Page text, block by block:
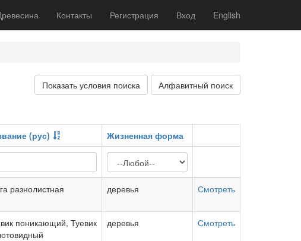
Контакты Регистрация Вход English
Показать условия поиска Алфавитный поиск
(рус) Жизненная форма
разнолистная деревья Смотреть
поникающий, Туевик
деревья Смотреть